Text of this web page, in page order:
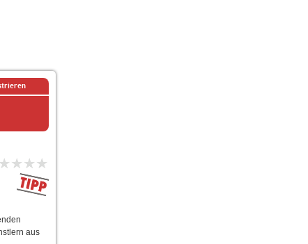
aus